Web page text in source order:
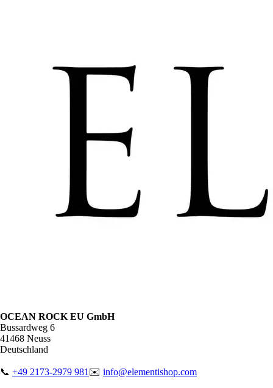
OCEAN ROCK EU GmbH
Bussardweg 6
41468 Neuss
Deutschland
📞 +49 2173-2979 981 ✉️ info@elementishop.com